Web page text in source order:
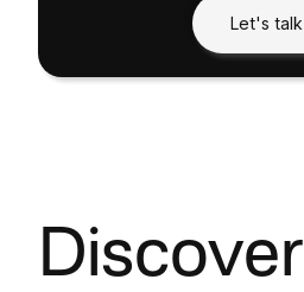
Let's talk
Discover